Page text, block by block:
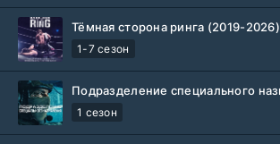
Тёмная сторона ринга (2019-2026)
1-7 сезон
1 сезон